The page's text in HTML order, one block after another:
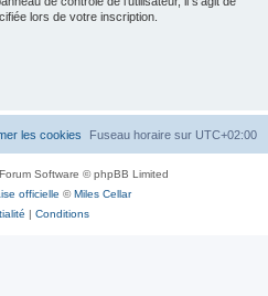
lors de votre inscription.
Fuseau horaire sur UTC+02:00
les cookies
Software © phpBB Limited
officielle ©Miles Cellar
| Conditions